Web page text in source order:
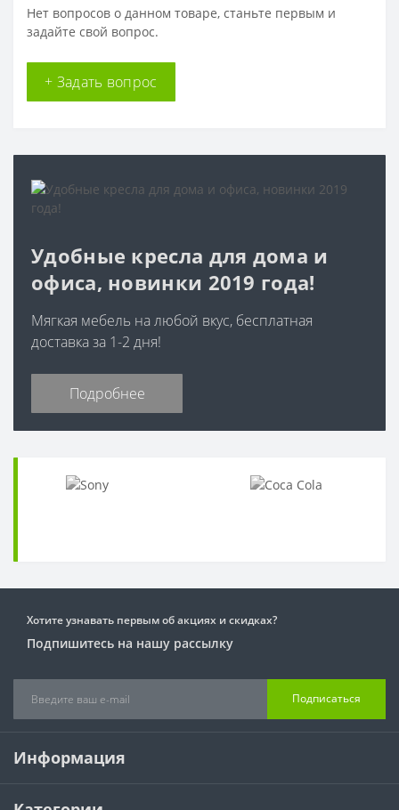
Нет вопросов о данном товаре, станьте первым и
задайте свой вопрос.
+ Задать вопрос
Удобные кресла для дома и
офиса, новинки 2019 года!
Мягкая мебель на любой вкус, бесплатная
доставка за 1-2 дня!
Подробнее
Хотите узнавать первым об акциях и скидках?
Подпишитесь на нашу рассылку
Подписаться
Информация